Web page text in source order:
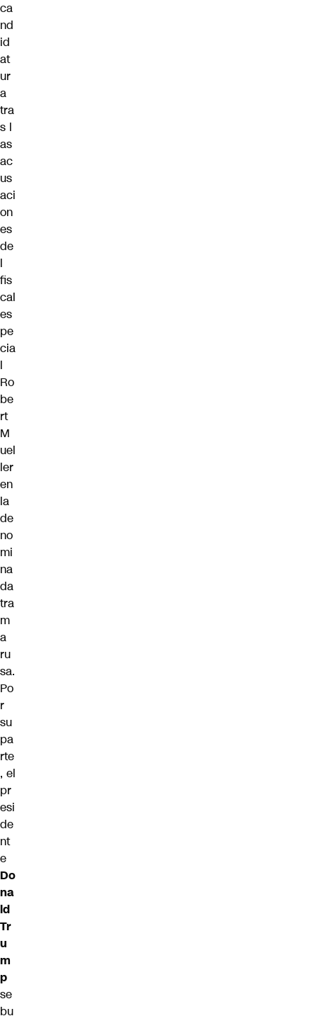
ca
nd
id
at
ur
a
tra
s l
as
ac
us
aci
on
es
de
l
fis
cal
es
pe
cia
l
Ro
be
rt
M
uel
ler
en
la
de
no
mi
na
da
tra
m
a
ru
sa.
Po
r
su
pa
rte
, el
pr
esi
de
nt
e
Do
na
ld
Tr
u
m
p
se
bu